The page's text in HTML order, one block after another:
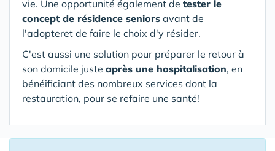
vie. Une opportunité également de tester le
concept de résidence seniors avant de
l'adopteret de faire le choix d'y résider.
C'est aussi une solution pour préparer le retour à
son domicile juste après une hospitalisation, en
bénéificiant des nombreux services dont la
restauration, pour se refaire une santé!